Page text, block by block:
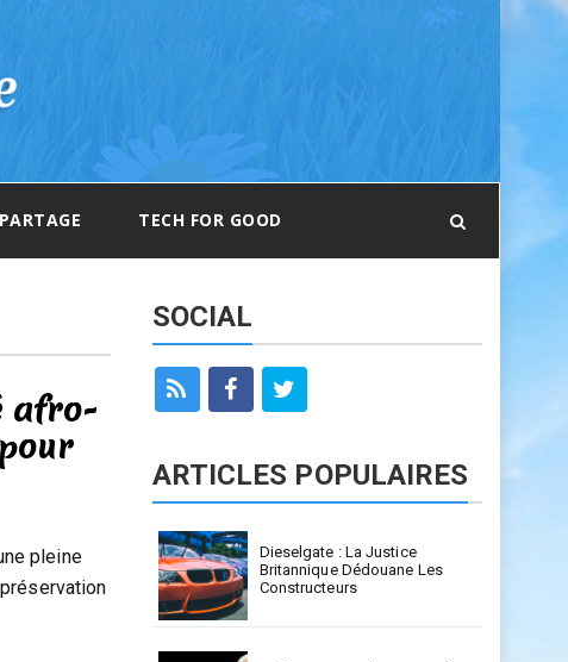
TECH FOR GOOD
afro-
pleine
SOCIAL
ARTICLES POPULAIRES
Dieselgate : La Justice
Britannique Dédouane Les
Constructeurs